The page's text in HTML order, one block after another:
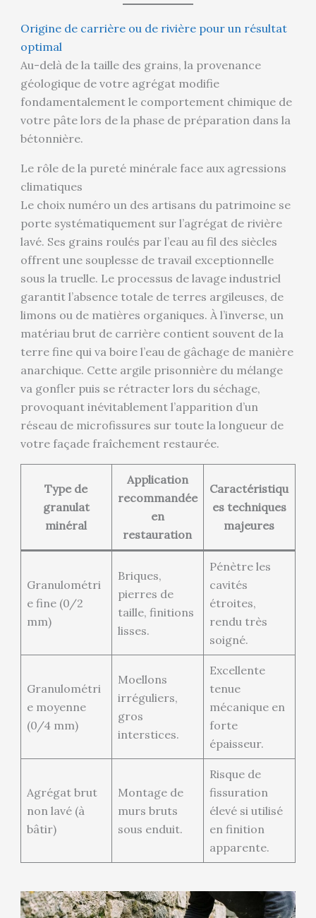
Origine de carrière ou de rivière pour un résultat
optimal
Au-delà de la taille des grains, la provenance
géologique de votre agrégat modifie
fondamentalement le comportement chimique de
votre pâte lors de la phase de préparation dans la
bétonnière.
Le rôle de la pureté minérale face aux agressions
climatiques
Le choix numéro un des artisans du patrimoine se
porte systématiquement sur l’agrégat de rivière
lavé. Ses grains roulés par l’eau au fil des siècles
offrent une souplesse de travail exceptionnelle
sous la truelle. Le processus de lavage industriel
garantit l’absence totale de terres argileuses, de
limons ou de matières organiques. À l’inverse, un
matériau brut de carrière contient souvent de la
terre fine qui va boire l’eau de gâchage de manière
anarchique. Cette argile prisonnière du mélange
va gonfler puis se rétracter lors du séchage,
provoquant inévitablement l’apparition d’un
réseau de microfissures sur toute la longueur de
votre façade fraîchement restaurée.
Type de
granulat
minéral
Application
recommandée
en
restauration
Caractéristiqu
es techniques
majeures
Granulométri
e fine (0/2
mm)
Briques,
pierres de
taille, finitions
lisses.
Pénètre les
cavités
étroites,
rendu très
soigné.
Granulométri
e moyenne
(0/4 mm)
Moellons
irréguliers,
gros
interstices.
Excellente
tenue
mécanique en
forte
épaisseur.
Agrégat brut
non lavé (à
bâtir)
Montage de
murs bruts
sous enduit.
Risque de
fissuration
élevé si utilisé
en finition
apparente.